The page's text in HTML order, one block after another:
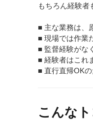
もちろん経験者
■ 主な業務は、
■ 現場では作業
■ 監督経験がな
■ 経験者はこれ
■ 直行直帰OK
こんな